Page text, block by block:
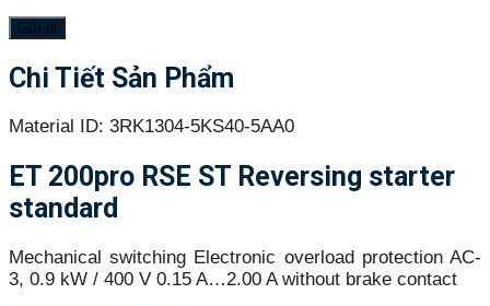
Chi Tiết Sản Phẩm
Material ID: 3RK1304-5KS40-5AA0
ET 200pro RSE ST Reversing starter
standard
Mechanical switching Electronic overload protection AC-
3, 0.9 kW / 400 V 0.15 A…2.00 A without brake contact